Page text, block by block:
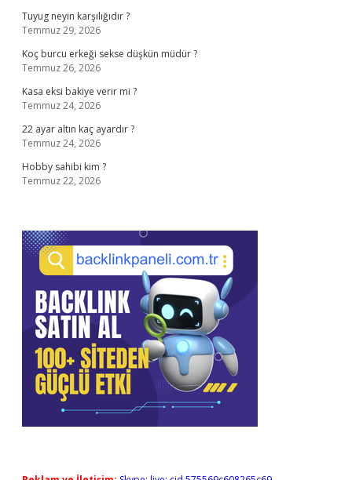
Tuyug neyin karşılığıdır ?
Temmuz 29, 2026
Koç burcu erkeği sekse düşkün müdür ?
Temmuz 26, 2026
Kasa eksi bakiye verir mi ?
Temmuz 24, 2026
22 ayar altın kaç ayardır ?
Temmuz 24, 2026
Hobby sahibi kim ?
Temmuz 22, 2026